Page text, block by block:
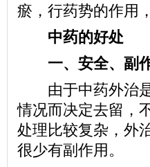
瘀，行药势的作用
中药的好处
一、安全、副
由于中药外治是
情况而决定去留，
处理比较复杂，外
很少有副作用。